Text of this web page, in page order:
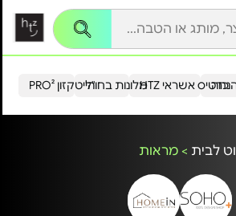
הייטקזון PRO²מלונות בחו"ל כרטיס אשראי HTZ
לבית > מראות